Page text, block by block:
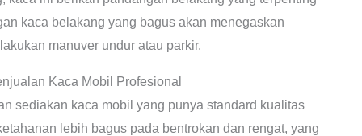
kaca belakang yang bagus akan menegaskan
manuver undur atau parkir.
Kaca Mobil Profesional
sediakan kaca mobil yang punya standard kualitas
lebih bagus pada bentrokan dan rengat, yang